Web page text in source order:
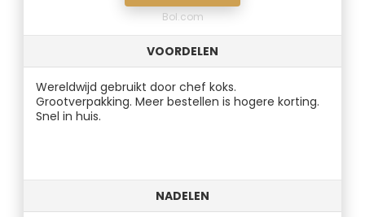
Bol.com
VOORDELEN
Wereldwijd gebruikt door chef koks.
Grootverpakking. Meer bestellen is hogere korting.
Snel in huis.
NADELEN